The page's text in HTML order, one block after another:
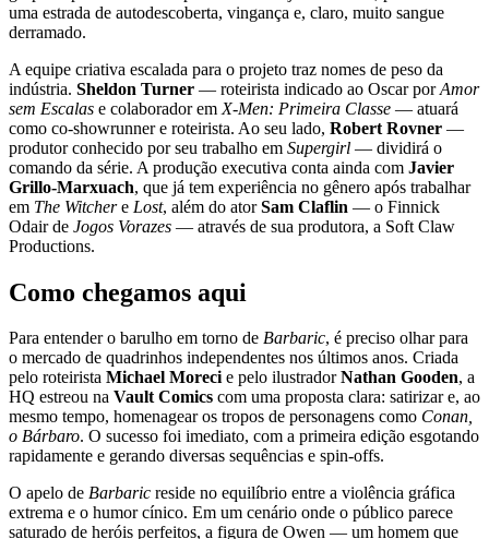
uma estrada de autodescoberta, vingança e, claro, muito sangue
derramado.
A equipe criativa escalada para o projeto traz nomes de peso da
indústria. Sheldon Turner — roteirista indicado ao Oscar porAmor
sem Escalas e colaborador em X-Men: Primeira Classe — atuará
como co-showrunner e roteirista. Ao seu lado, Robert Rovner —
produtor conhecido por seu trabalho em Supergirl — dividirá o
comando da série. A produção executiva conta ainda com Javier
Grillo-Marxuach, que já tem experiência no gênero após trabalhar
em The Witchere Lost, além do atorSam Claflin — o Finnick
Odair de Jogos Vorazes — através de sua produtora, a Soft Claw
Productions.
Como chegamos aqui
Para entender o barulho em torno de Barbaric, é preciso olhar para
o mercado de quadrinhos independentes nos últimos anos. Criada
pelo roteirista Michael Morecie pelo ilustradorNathan Gooden, a
HQ estreou na Vault Comics com uma proposta clara: satirizar e, ao
mesmo tempo, homenagear os tropos de personagens como Conan,
o Bárbaro. O sucesso foi imediato, com a primeira edição esgotando
rapidamente e gerando diversas sequências e spin-offs.
O apelo de Barbaric reside no equilíbrio entre a violência gráfica
extrema e o humor cínico. Em um cenário onde o público parece
saturado de heróis perfeitos, a figura de Owen — um homem que